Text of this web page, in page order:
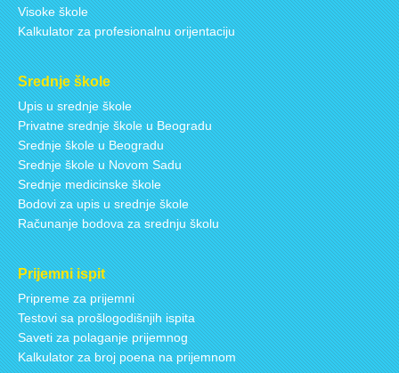
Visoke škole
Kalkulator za profesionalnu orijentaciju
Srednje škole
Upis u srednje škole
Privatne srednje škole u Beogradu
Srednje škole u Beogradu
Srednje škole u Novom Sadu
Srednje medicinske škole
Bodovi za upis u srednje škole
Računanje bodova za srednju školu
Prijemni ispit
Pripreme za prijemni
Testovi sa prošlogodišnjih ispita
Saveti za polaganje prijemnog
Kalkulator za broj poena na prijemnom